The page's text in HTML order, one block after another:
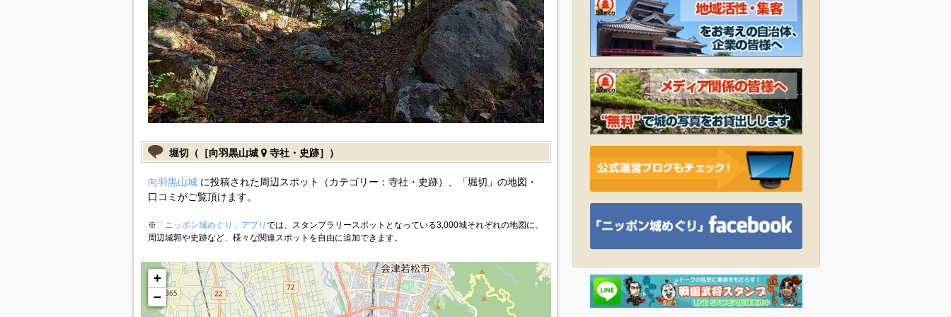
堀切（［向羽黒山城 寺社・史跡］）
向羽黒山城に投稿された周辺スポット（カテゴリー：寺社・史跡）、「堀切」の地図・
口コミがご覧頂けます。
※ 「ニッポン城めぐり」アプリ では、スタンプラリースポットとなっている3,000城それぞれの地図に、
周辺城郭や史跡など、様々な関連スポットを自由に追加できます。
+
−